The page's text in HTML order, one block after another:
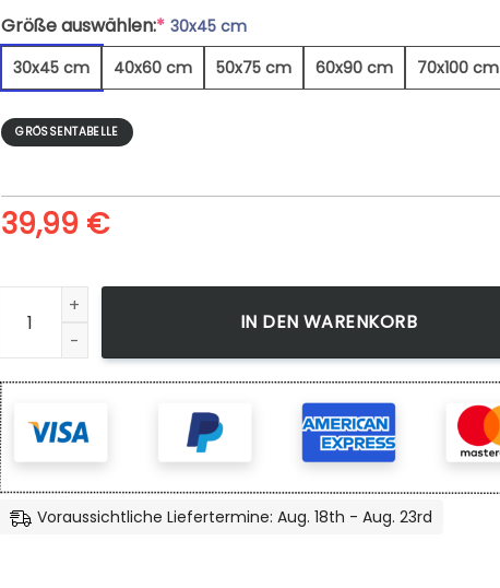
Größe auswählen:* 30x45 cm
30x45 cm
40x60 cm 50x75 cm 60x90 cm 70x100 cm
GRÖSSENTABELLE
39,99 €
Baum Tunnel Straße Herbst - Leinwandbild Menge
IN DEN WARENKORB
Voraussichtliche Liefertermine: Aug. 18th - Aug. 23rd